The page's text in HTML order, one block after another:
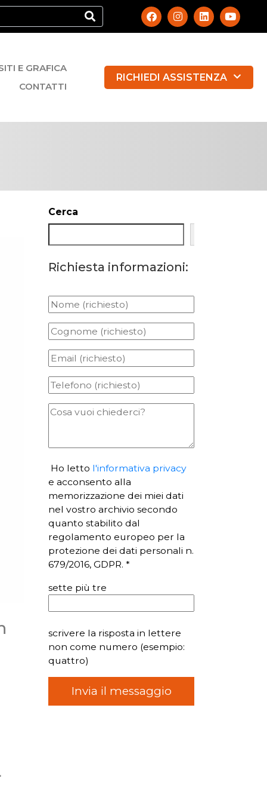
E GRAFICA
CONTATTI
RICHIEDI ASSISTENZA
Cerca
Richiesta informazioni:
Ho letto l'informativa privacy
e acconsento alla
memorizzazione dei miei dati
nel vostro archivio secondo
quanto stabilito dal
regolamento europeo per la
protezione dei dati personali n.
679/2016, GDPR. *
sette più tre
scrivere la risposta in lettere
non come numero (esempio:
quattro)